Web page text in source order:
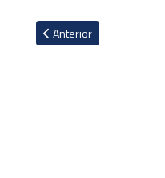
Artículo anterior:
Anterior